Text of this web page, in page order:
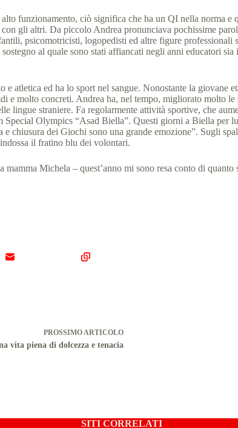
funzionamento, ciò significa che ha un QI nella norma
gli altri. Da piccolo Andrea pronunciava pochissime
psicomotricisti, logopedisti ed altre figure professionali
al quale sono stati affiancati negli anni educatori
atletica ed ha lo sport nel sangue. Nonostante la giovane
e molto concreti. Andrea ha, nel tempo, migliorato molto
straniere. Fa regolarmente attività sportive, che
Olympics “Asad Biella”. Questi giorni a Biella per
chiusura dei Giochi sono una grande emozione”. Sugli
il fratino blu dei volontari.
Michela – quest’anno mi sono resa conto di
PROSSIMOARTICOLO
vita piena di dolcezza e tenacia
SITI CORRELATI